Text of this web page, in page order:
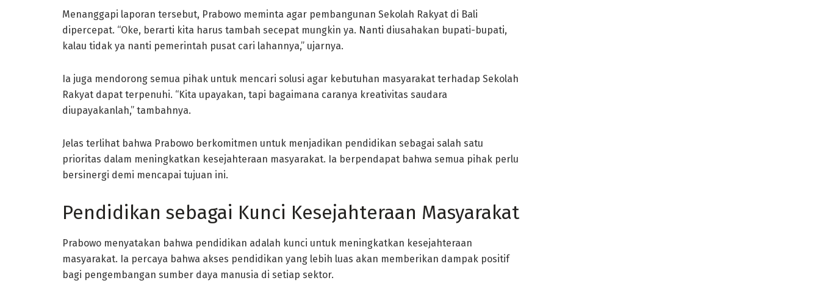
Menanggapi laporan tersebut, Prabowo meminta agar pembangunan Sekolah Rakyat di Bali
dipercepat. “Oke, berarti kita harus tambah secepat mungkin ya. Nanti diusahakan bupati-bupati,
kalau tidak ya nanti pemerintah pusat cari lahannya,” ujarnya.
Ia juga mendorong semua pihak untuk mencari solusi agar kebutuhan masyarakat terhadap Sekolah
Rakyat dapat terpenuhi. “Kita upayakan, tapi bagaimana caranya kreativitas saudara
diupayakanlah,” tambahnya.
Jelas terlihat bahwa Prabowo berkomitmen untuk menjadikan pendidikan sebagai salah satu
prioritas dalam meningkatkan kesejahteraan masyarakat. Ia berpendapat bahwa semua pihak perlu
bersinergi demi mencapai tujuan ini.
Pendidikan sebagai Kunci Kesejahteraan Masyarakat
Prabowo menyatakan bahwa pendidikan adalah kunci untuk meningkatkan kesejahteraan
masyarakat. Ia percaya bahwa akses pendidikan yang lebih luas akan memberikan dampak positif
bagi pengembangan sumber daya manusia di setiap sektor.